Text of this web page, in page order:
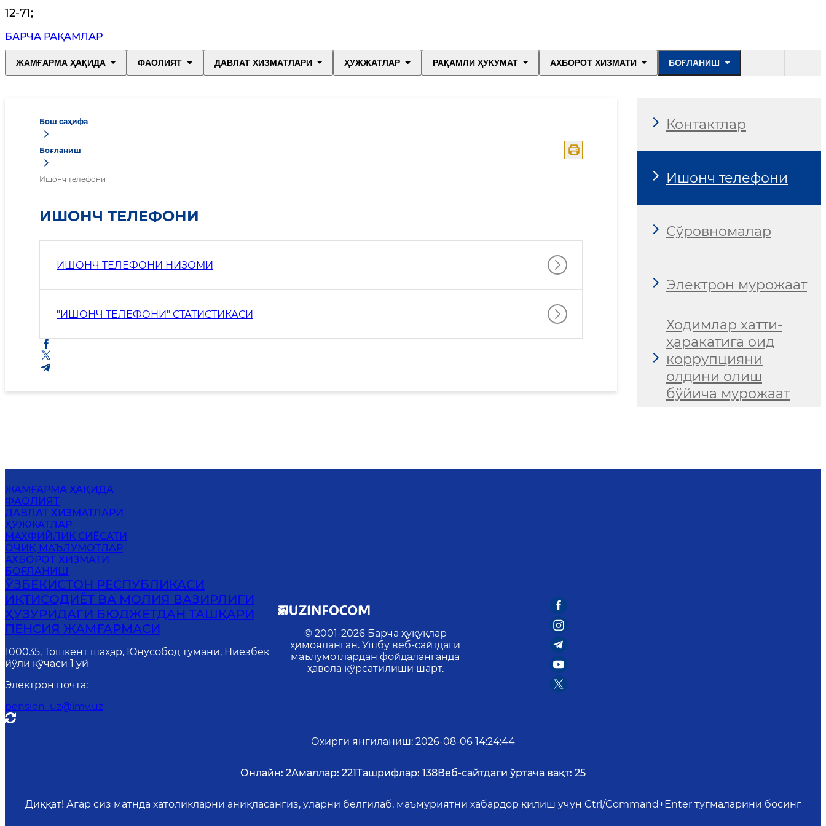
12-71;
БАРЧА РАҚАМЛАР
ЖАМҒАРМА ҲАҚИДА ФАОЛИЯТ ДАВЛАТ ХИЗМАТЛАРИ ҲУЖЖАТЛАР РАҚАМЛИ ҲУКУМАТ АХБОРОТ ХИЗМАТИ БОҒЛАНИШ
Бош саҳифа
Боғланиш
Ишонч телефони
ИШОНЧ ТЕЛЕФОНИ
ИШОНЧ ТЕЛЕФОНИ НИЗОМИ
"ИШОНЧ ТЕЛЕФОНИ" СТАТИСТИКАСИ
Контактлар
Ишонч телефони
Сўровномалар
Электрон мурожаат
Ходимлар хатти-
ҳаракатига оид
коррупцияни
олдини олиш
бўйича мурожаат
ЖАМҒАРМА ҲАҚИДА
ФАОЛИЯТ
ДАВЛАТ ХИЗМАТЛАРИ
ҲУЖЖАТЛАР
MАХФИЙЛИК СИЁСАТИ
ОЧИҚ МАЪЛУМОТЛАР
АХБОРОТ ХИЗМАТИ
БОҒЛАНИШ
ЎЗБЕКИСТОН РЕСПУБЛИКАСИ
ИҚТИСОДИЁТ ВА МОЛИЯ ВАЗИРЛИГИ
ҲУЗУРИДАГИ БЮДЖЕТДАН ТАШҚАРИ
ПЕНСИЯ ЖАМҒАРМАСИ
100035, Тошкент шаҳар, Юнусобод тумани, Ниёзбек
йўли кўчаси 1 уй
Электрон почта:
pension_uz@imv.uz
© 2001-2026 Барча ҳуқуқлар
ҳимояланган. Ушбу веб-сайтдаги
маълумотлардан фойдаланганда
ҳавола кўрсатилиши шарт.
Охирги янгиланиш: 2026-08-06 14:24:44
Онлайн: 2Амаллар: 221Ташрифлар: 138Веб-сайтдаги ўртача вақт: 25
Диққат! Агар сиз матнда хатоликларни аниқласангиз, уларни белгилаб, маъмуриятни хабардор қилиш учун Ctrl/Command+Enter тугмаларини босинг